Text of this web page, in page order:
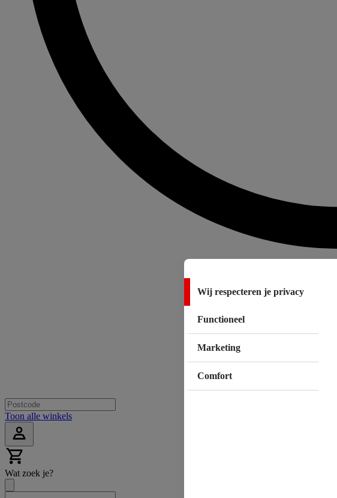
Toon alle winkels
Wat zoek je?
Wij respecteren je privacy
Functioneel
Marketing
Comfort